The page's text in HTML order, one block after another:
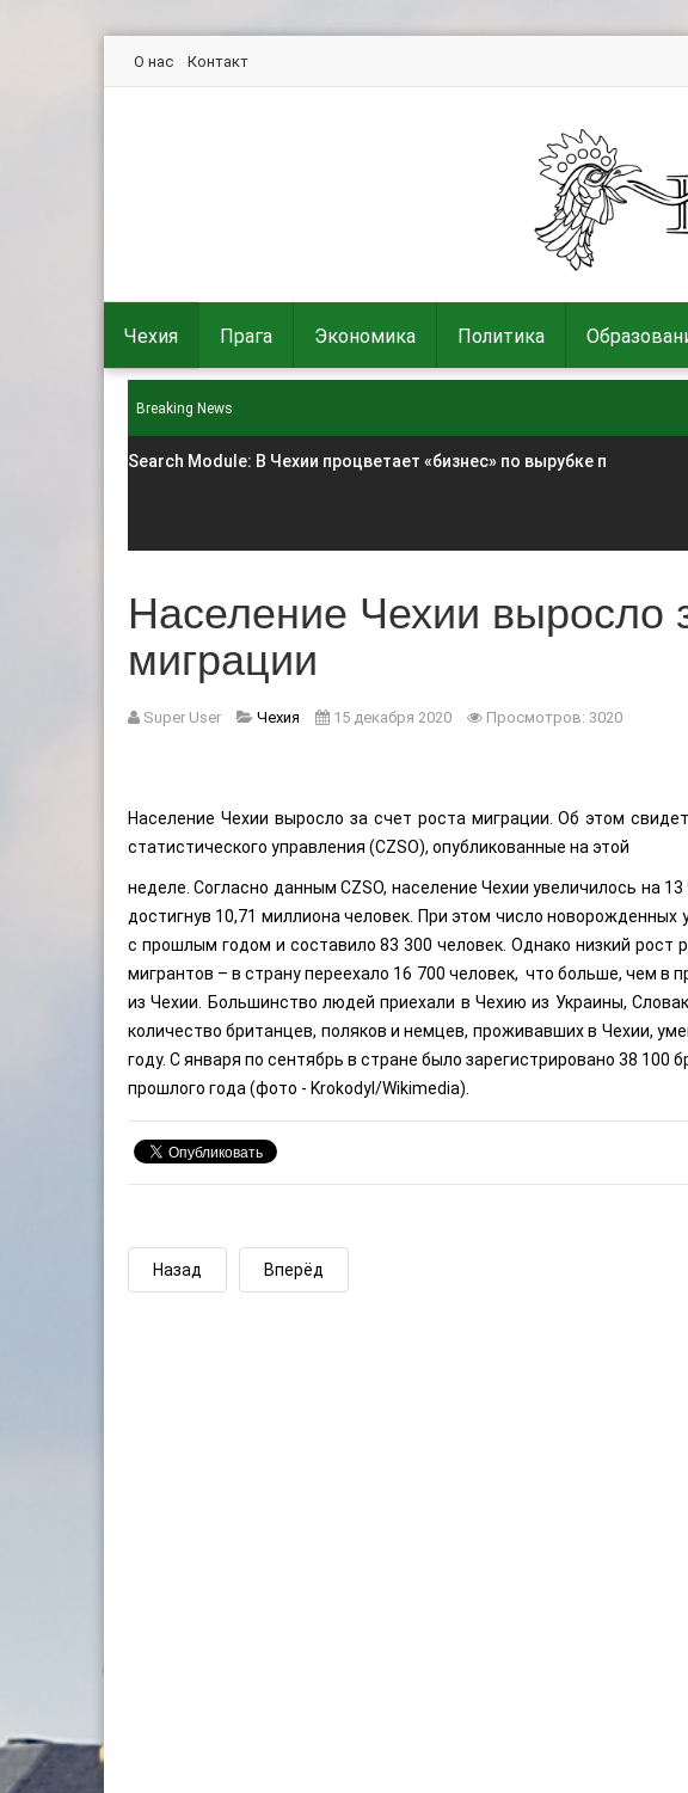
О нас Контакт
Чехия Прага Экономика Политика
Breaking News
Search Module: В Чехии процветает «бизнес» по вырубке п
Население Чехии выросло
миграции
Super User Чехия 15 декабря 2020 Просмотров: 3020
Население Чехии выросло за счет роста миграции. Об этом
статистического управления (CZSO), опубликованные на этой
неделе. Согласно данным CZSO, население Чехии увеличилось на
достигнув 10,71 миллиона человек. При этом число
с прошлым годом и составило 83 300 человек. Однако низкий
мигрантов – в страну переехало 16 700 человек, что больше, чем в
из Чехии. Большинство людей приехали в Чехию из Украины,
количество британцев, поляков и немцев, проживавших в Чехии,
году. С января по сентябрь в стране было зарегистрировано 38 100
прошлого года (фото - Krokodyl/Wikimedia).
Назад Вперёд